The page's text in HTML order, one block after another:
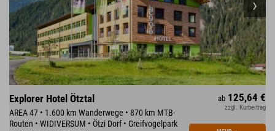
Explorer Hotel Ötztal
AREA 47 • 1.600 km Wanderwege • 870 km MTB-
Routen • WIDIVERSUM • Ötzi Dorf • Greifvogelpark
ab 125,64 €
zzgl. Kurbeitrag